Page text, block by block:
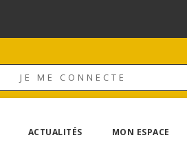
JE ME CONNECTE
ACTUALITÉS MON ESPACE